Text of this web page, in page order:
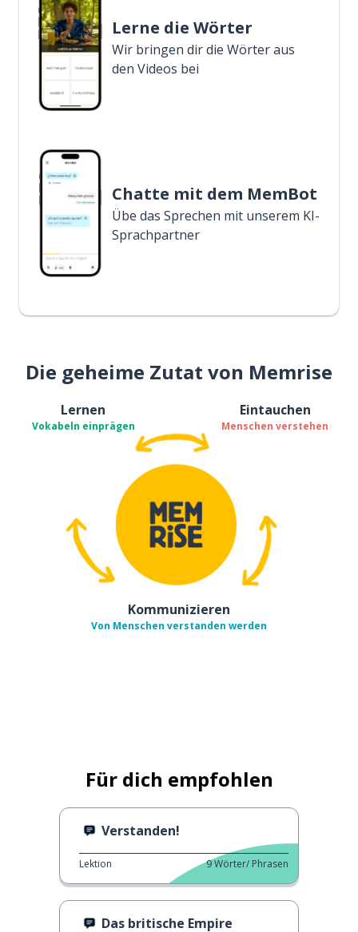
Lerne die Wörter
Wir bringen dir die Wörter aus
den Videos bei
Chatte mit dem MemBot
Übe das Sprechen mit unserem KI-
Sprachpartner
Die geheime Zutat von Memrise
Lernen
Vokabeln einprägen
Eintauchen
Menschen verstehen
Kommunizieren
Von Menschen verstanden werden
Für dich empfohlen
Verstanden!
Lektion 9Wörter/ Phrasen
Das britische Empire